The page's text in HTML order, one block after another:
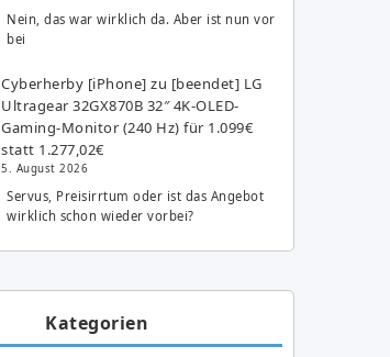
Nein, das war wirklich da. Aber ist nun vor
bei
Cyberherby [iPhone] zu [beendet] LG
Ultragear 32GX870B 32″ 4K-OLED-
Gaming-Monitor (240 Hz) für 1.099€
statt 1.277,02€
5. August 2026
Servus, Preisirrtum oder ist das Angebot
wirklich schon wieder vorbei?
Kategorien